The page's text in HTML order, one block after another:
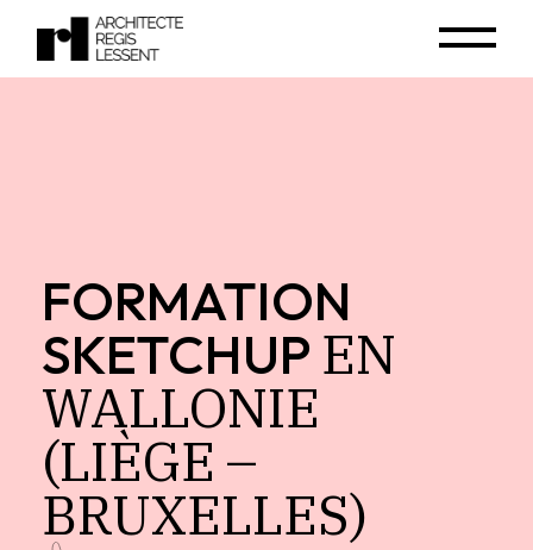
FORMATION
SKETCHUP EN
WALLONIE
(LIÈGE –
BRUXELLES)